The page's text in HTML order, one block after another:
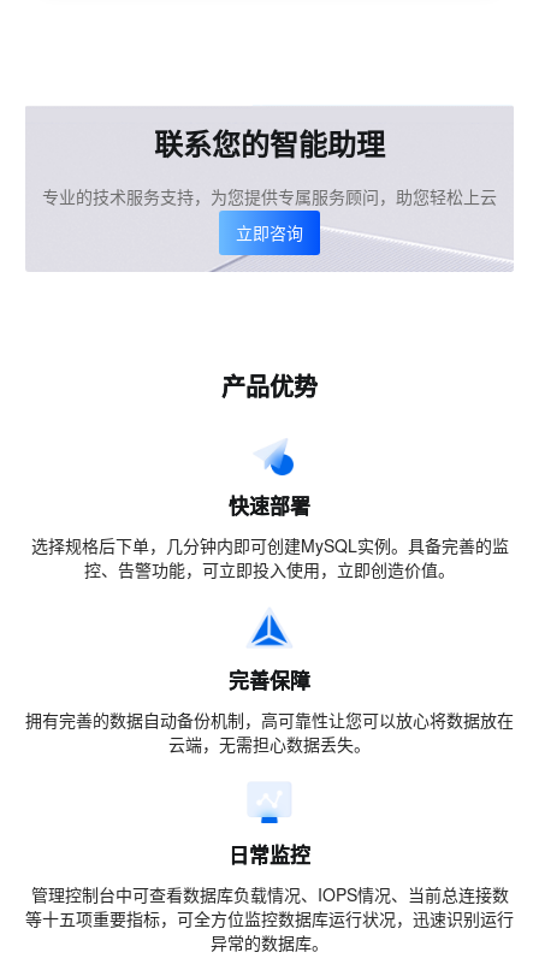
联系您的智能助理
专业的技术服务支持，为您提供专属服务顾问，助您轻松上云
立即咨询
产品优势
快速部署
选择规格后下单，几分钟内即可创建MySQL实例。具备完善的监
控、告警功能，可立即投入使用，立即创造价值。
完善保障
拥有完善的数据自动备份机制，高可靠性让您可以放心将数据放在
云端，无需担心数据丢失。
日常监控
管理控制台中可查看数据库负载情况、IOPS情况、当前总连接数
等十五项重要指标，可全方位监控数据库运行状况，迅速识别运行
异常的数据库。